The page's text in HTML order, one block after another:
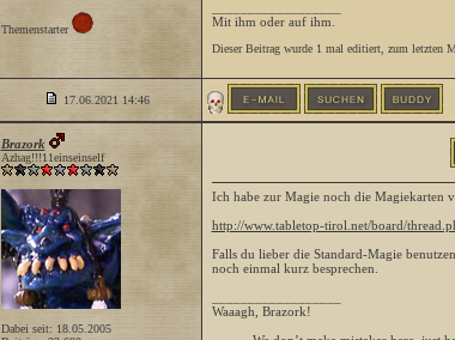
Themenstarter
Mit ihm oder auf ihm.
Dieser Beitrag wurde 1 mal editiert, zum letzten
17.06.2021 14:46
Brazork
Azhag!!!11einseinself
Dabei seit: 18.05.2005
Ich habe zur Magie noch die Magiekarten
http://www.tabletop-tirol.net/board/
Falls du lieber die Standard-Magie
noch einmal kurz besprechen.
Waaagh, Brazork!